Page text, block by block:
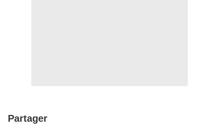
Partager